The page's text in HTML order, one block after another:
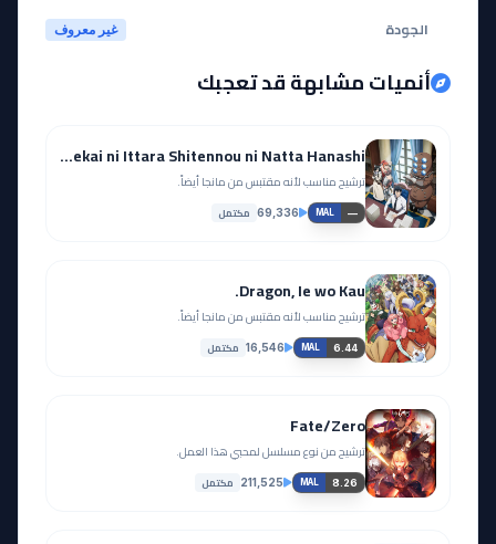
الجودة غير معروف
أنميات مشابهة قد تعجبك
Salaryman ga Isekai ni Ittara Shitennou ni Natta Hanashi
ترشيح مناسب لأنه مقتبس من مانجا أيضاً.
MAL —
69,336 مكتمل
Dragon, Ie wo Kau.
ترشيح مناسب لأنه مقتبس من مانجا أيضاً.
MAL 6.44
16,546 مكتمل
Fate/Zero
ترشيح من نوع مسلسل لمحبي هذا العمل.
MAL 8.26
211,525 مكتمل